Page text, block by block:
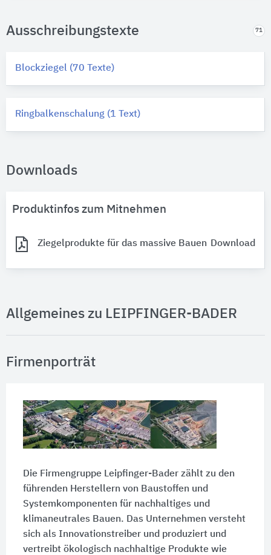
Ausschreibungstexte 71
Blockziegel (70 Texte)
Ringbalkenschalung (1 Text)
Downloads
Produktinfos zum Mitnehmen
Ziegelprodukte für das massive Bauen Download
Allgemeines zu LEIPFINGER-BADER
Firmenporträt
Die Firmengruppe Leipfinger-Bader zählt zu den
führenden Herstellern von Baustoffen und
Systemkomponenten für nachhaltiges und
klimaneutrales Bauen. Das Unternehmen versteht
sich als Innovationstreiber und produziert und
vertreibt ökologisch nachhaltige Produkte wie